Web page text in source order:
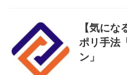
【気に
ポリ手法
ン」